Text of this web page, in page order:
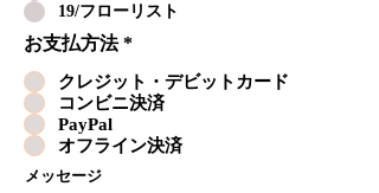
19/フローリスト
お支払方法 *
クレジット・デビットカード
コンビニ決済
PayPal
オフライン決済
メッセージ